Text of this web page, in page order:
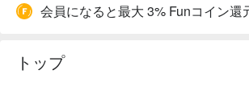
会員になると最大 3% Funコイン還
トップ